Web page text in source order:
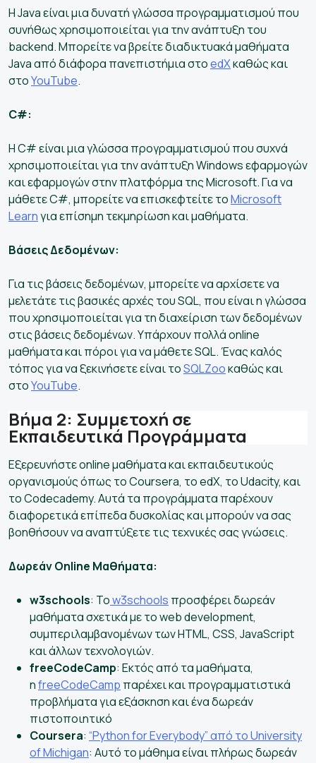
Η Java είναι μια δυνατή γλώσσα προγραμματισμού που
συνήθως χρησιμοποιείται για την ανάπτυξη του
backend. Μπορείτε να βρείτε διαδικτυακά μαθήματα
Java από διάφορα πανεπιστήμια στοedXκαθώς και
στοYouTube.
C#:
Η C# είναι μια γλώσσα προγραμματισμού που συχνά
χρησιμοποιείται για την ανάπτυξη Windows εφαρμογών
και εφαρμογών στην πλατφόρμα της Microsoft. Για να
μάθετε C#, μπορείτε να επισκεφτείτε τοMicrosoft
Learnγια επίσημη τεκμηρίωση και μαθήματα.
Βάσεις Δεδομένων:
Για τις βάσεις δεδομένων, μπορείτε να αρχίσετε να
μελετάτε τις βασικές αρχές του SQL, που είναι η γλώσσα
που χρησιμοποιείται για τη διαχείριση των δεδομένων
στις βάσεις δεδομένων. Υπάρχουν πολλά online
μαθήματα και πόροι για να μάθετε SQL. Ένας καλός
τόπος για να ξεκινήσετε είναι τοSQLZooκαθώς και
στοYouTube.
Βήμα 2: Συμμετοχή σε
Εκπαιδευτικά Προγράμματα
Εξερευνήστε online μαθήματα και εκπαιδευτικούς
οργανισμούς όπως το Coursera, το edX, το Udacity, και
το Codecademy. Αυτά τα προγράμματα παρέχουν
διαφορετικά επίπεδα δυσκολίας και μπορούν να σας
βοηθήσουν να αναπτύξετε τις τεχνικές σας γνώσεις.
Δωρεάν Online Μαθήματα:
w3schools: Tow3schools προσφέρει δωρεάν
μαθήματα σχετικά με το web development,
συμπεριλαμβανομένων των HTML, CSS, JavaScript
και άλλων τεχνολογιών.
freeCodeCamp: Εκτός από τα μαθήματα,
ηfreeCodeCamp παρέχει και προγραμματιστικά
προβλήματα για εξάσκηση και ένα δωρεάν
πιστοποιητικό
Coursera: “Python for Everybody” από το University
of Michigan: Αυτό το μάθημα είναι πλήρως δωρεάν